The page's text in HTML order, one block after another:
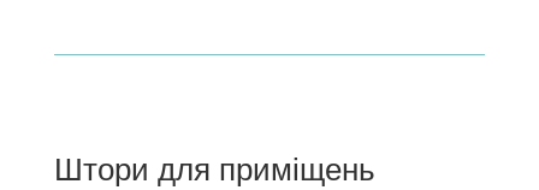
Штори для приміщень